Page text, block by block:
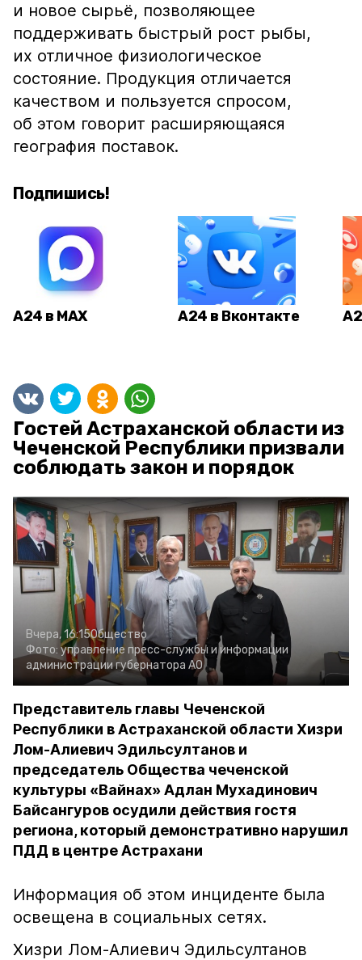
и новое сырьё, позволяющее
поддерживать быстрый рост рыбы,
их отличное физиологическое
состояние. Продукция отличается
качеством и пользуется спросом,
об этом говорит расширяющаяся
география поставок.
Подпишись!
А24 в MAX А24 в Вконтакте
Гостей Астраханской области из
Чеченской Республики призвали
соблюдать закон и порядок
Вчера, 16:15Общество
Фото: управление пресс-службы и информации
администрации губернатора АО
Представитель главы Чеченской
Республики в Астраханской области Хизри
Лом-Алиевич Эдильсултанов и
председатель Общества чеченской
культуры «Вайнах» Адлан Мухадинович
Байсангуров осудили действия гостя
региона, который демонстративно нарушил
ПДД в центре Астрахани
Информация об этом инциденте была
освещена в социальных сетях.
Хизри Лом-Алиевич Эдильсултанов